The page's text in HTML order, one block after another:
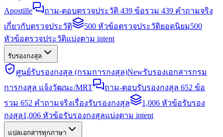
Apostille
ถาม-ตอบตรวจประวัติ 439 ข้อรวม 439 คำถามจริง
เกี่ยวกับตรวจประวัติ
500 หัวข้อตรวจประวัติยอดนิยม500
หัวข้อตรวจประวัติแบ่งตาม intent
รับรองกงสุล
ศูนย์รับรองกงสุล (กรมการกงสุล)Newรับรองเอกสารกรม
การกงสุล แจ้งวัฒนะ/MRT
ถาม-ตอบรับรองกงสุล 652 ข้อ
รวม 652 คำถามจริงเรื่องรับรองกงสุล
1,006 หัวข้อรับรอง
กงสุล1,006 หัวข้อรับรองกงสุลแบ่งตาม intent
แปลเอกสารทุกภาษา